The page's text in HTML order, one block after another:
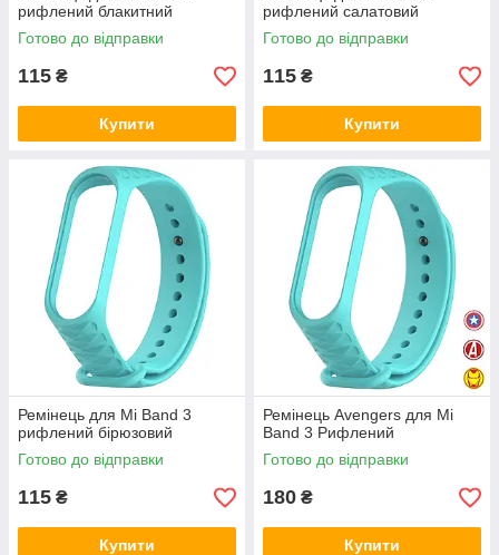
рифлений блакитний
Готово до відправки
115 ₴
Купити
рифлений салатовий
Готово до відправки
115 ₴
Купити
Ремінець для Mi Band 3
рифлений бірюзовий
Готово до відправки
115 ₴
Купити
Ремінець Avengers для Mi
Band 3 Рифлений
Готово до відправки
180 ₴
Купити